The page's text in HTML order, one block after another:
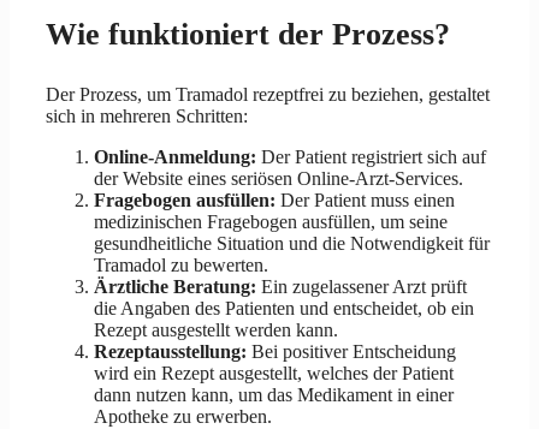
Wie funktioniert der Prozess?
Der Prozess, um Tramadol rezeptfrei zu beziehen, gestaltet
sich in mehreren Schritten:
Online-Anmeldung: Der Patient registriert sich auf
der Website eines seriösen Online-Arzt-Services.
Fragebogen ausfüllen: Der Patient muss einen
medizinischen Fragebogen ausfüllen, um seine
gesundheitliche Situation und die Notwendigkeit für
Tramadol zu bewerten.
Ärztliche Beratung: Ein zugelassener Arzt prüft
die Angaben des Patienten und entscheidet, ob ein
Rezept ausgestellt werden kann.
Rezeptausstellung: Bei positiver Entscheidung
wird ein Rezept ausgestellt, welches der Patient
dann nutzen kann, um das Medikament in einer
Apotheke zu erwerben.